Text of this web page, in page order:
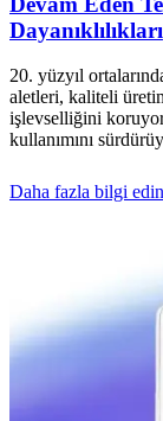
Dayanıklılıkları
20. yüzyıl
aletleri, kaliteli
işlevselliğini
kullanımını
Daha fazla bilgi